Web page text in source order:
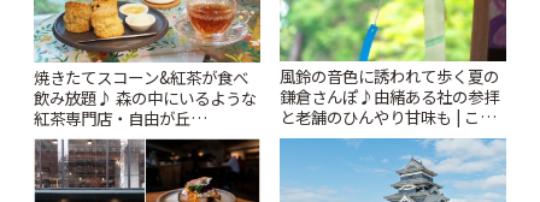
焼きたてスコーン&紅茶が食べ
飲み放題♪ 森の中にいるような
紅茶専門店・自由が丘
「YOTSUBA TEA」でのんびり
時間 | ことりっぷ
風鈴の音色に誘われて歩く夏の
鎌倉さんぽ♪由緒ある社の参拝
と老舗のひんやり甘味も | こと
りっぷ